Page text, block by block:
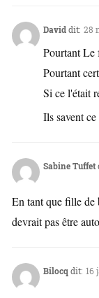
Daviddit: 28
Pourtant Le
Pourtant
Si ce l'était
Ils savent
Sabine Tuffet
En tant que fille de
devrait pas être
Bilocq dit: 16